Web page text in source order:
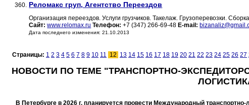
360. Реломакс груп, Агентство Переездов
Организация переездов. Услуги грузчиков. Такелаж. Грузоперевозки.
Сайт: www.relomax.ru Телефон: +7 (347) 266-69-48 E-mail:
Дата последнего изменения: 21.10.2013
Страницы: 1 2 3 4 5 6 7 8 9 10 11 12 13 14 15 16 17 18 19 20 21 22 23 24 25 26 27
НОВОСТИ ПО ТЕМЕ "ТРАНСПОРТНО-
В Петербурге в 2026 г. планируется провести Международный